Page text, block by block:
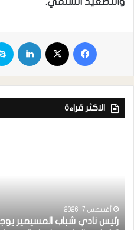
الاكثر قراءة
أغسطس 7, 2026
رئيس نادي شباب المسيمير